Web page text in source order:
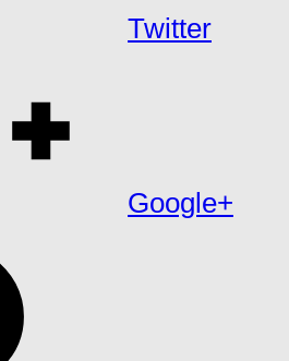
Twitter
Google+